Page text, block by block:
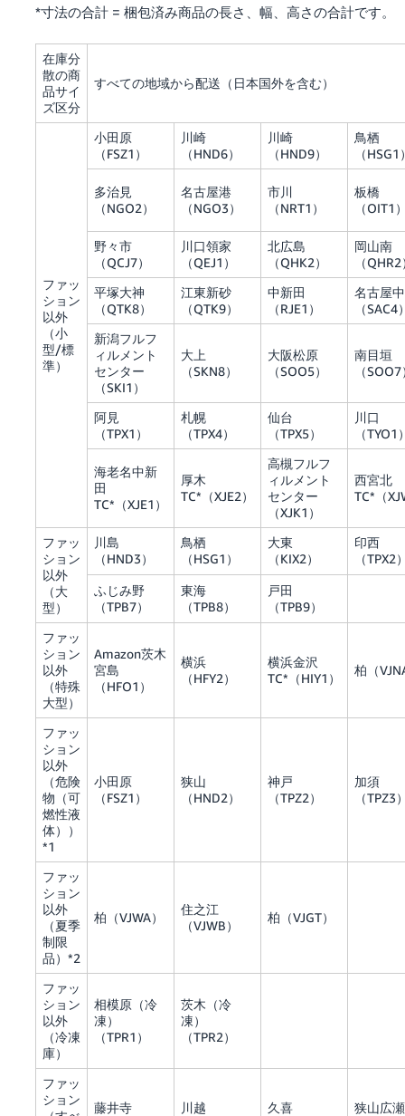
*寸法の合計 = 梱包済み商品の長さ、幅、高さの合計です。
在庫分
散の商
品サイ
ズ区分
すべての地域から配送（日本国外を含む）
ファッ
ション
以外
（小
型/標
準）
小田原
（FSZ1）
川崎
（HND6）
川崎
（HND9）
鳥栖
（HSG1
多治見
（NGO2）
名古屋港
（NGO3）
市川
（NRT1）
板橋
（OIT1
野々市
（QCJ7）
川口領家
（QEJ1）
北広島
（QHK2）
岡山南
（
平塚大神
（QTK8）
江東新砂
（QTK9）
中新田
（RJE1）
名古屋
（SAC4
新潟フルフ
ィルメント
センター
（SKI1）
大上
（SKN8）
大阪松原
（SOO5）
南目垣
（
阿見
（TPX1）
札幌
（TPX4）
仙台
（TPX5）
川口
（TYO1
海老名中新
田
TC*（XJE1）
厚木
TC*（XJE2）
高槻フルフ
ィルメント
センター
（XJK1）
西宮北
TC*（
ファッ
ション
以外
（大
型）
川島
（HND3）
鳥栖
（HSG1）
大東
（KIX2）
印西
（TPX2
ふじみ野
（TPB7）
東海
（TPB8）
戸田
（TPB9）
ファッ
ション
以外
（特殊
大型）
Amazon茨木
宮島
（HFO1）
横浜
（HFY2）
横浜金沢
TC*（HIY1）
柏（
ファッ
ション
以外
（危険
物（可
燃性液
体））
*1
小田原
（FSZ1）
狭山
（HND2）
神戸
（TPZ2）
加須
（TPZ3
ファッ
ション
以外
（夏季
制限
品）*2
柏（VJWA）
住之江
（VJWB）
柏（VJGT）
ファッ
ション
以外
（冷凍
庫）
相模原（冷
凍）
（TPR1）
茨木（冷
凍）
（TPR2）
ファッ
ション
藤井寺 川越 久喜 狭山広